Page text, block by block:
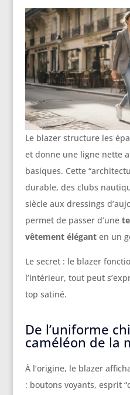
Le blazer structure les
et donne une ligne nette
basiques. Cette
durable, des clubs
siècle aux dressings
permet de passer d’une
vêtement éléganten un
Le secret : le blazer
l’intérieur, tout peut
top satiné.
De l’uniforme
caméléon de la
À l’origine, le blazer
: boutons voyants, esprit